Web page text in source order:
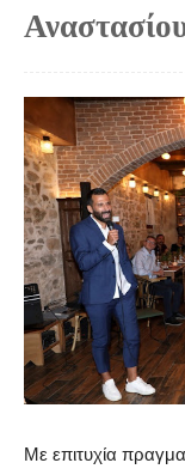
Με επιτυχία